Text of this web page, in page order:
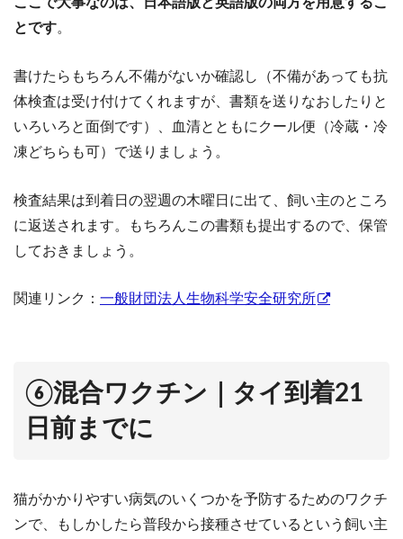
とです。
書けたらもちろん不備がないか確認し（不備があっても抗
体検査は受け付けてくれますが、書類を送りなおしたりと
いろいろと面倒です）、血清とともにクール便（冷蔵・冷
凍どちらも可）で送りましょう。
検査結果は到着日の翌週の木曜日に出て、飼い主のところ
に返送されます。もちろんこの書類も提出するので、保管
しておきましょう。
関連リンク： 一般財団法人生物科学安全研究所
⑥混合ワクチン｜タイ到着21
日前までに
猫がかかりやすい病気のいくつかを予防するためのワクチ
ンで、もしかしたら普段から接種させているという飼い主